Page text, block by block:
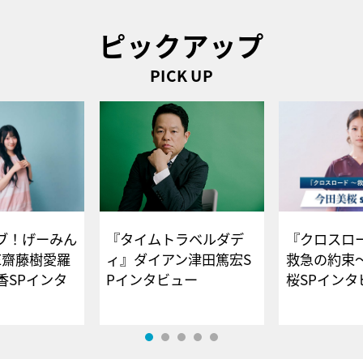
ピックアップ
PICK UP
！げーみん
藤樹愛羅
SPインタ
『タイムトラベルダデ
ィ』ダイアン津田篤宏S
Pインタビュー
『クロス
救急の約束
桜SPイ